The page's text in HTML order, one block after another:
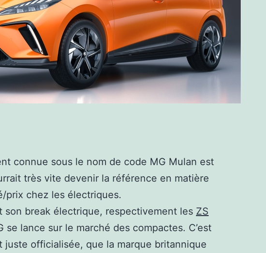
connue sous le nom de code MG Mulan est
très vite devenir la référence en matière
prix chez les électriques.
son break électrique, respectivement les ZS
se lance sur le marché des compactes. C’est
juste officialisée, que la marque britannique